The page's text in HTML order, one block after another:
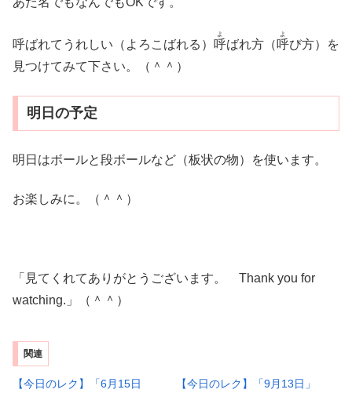
呼ばれてうれしい（よろこばれる） 呼
よ
ばれ方（呼
よ
び方）を
見つけてみて下さい。（＾＾）
明日の予定
明日はボールと段ボールなど（板状の物）を使います。
お楽しみに。（＾＾）
「見てくれてありがとうございます。 Thank you for
watching.」（＾＾）
関連
【今日のレク】「6月15日
【今日のレク】「9月13日」